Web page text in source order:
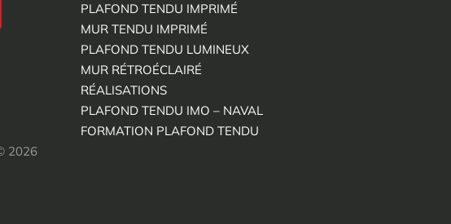
PLAFOND TENDU IMPRIMÉ
MUR TENDU IMPRIMÉ
PLAFOND TENDU LUMINEUX
MUR RÉTROÉCLAIRÉ
RÉALISATIONS
PLAFOND TENDU IMO – NAVAL
FORMATION PLAFOND TENDU
2026